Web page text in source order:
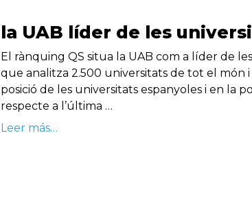
la UAB líder de les
El rànquing QS situa la UAB com a líder de
que analitza 2.500 universitats de tot el món
posició de les universitats espanyoles i en la
respecte a l’última …
Leer más…